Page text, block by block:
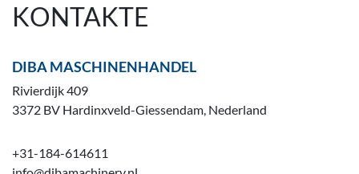
KONTAKTE
DIBA MASCHINENHANDEL
Rivierdijk 409
3372 BV Hardinxveld-Giessendam, Nederland
+31-184-614611